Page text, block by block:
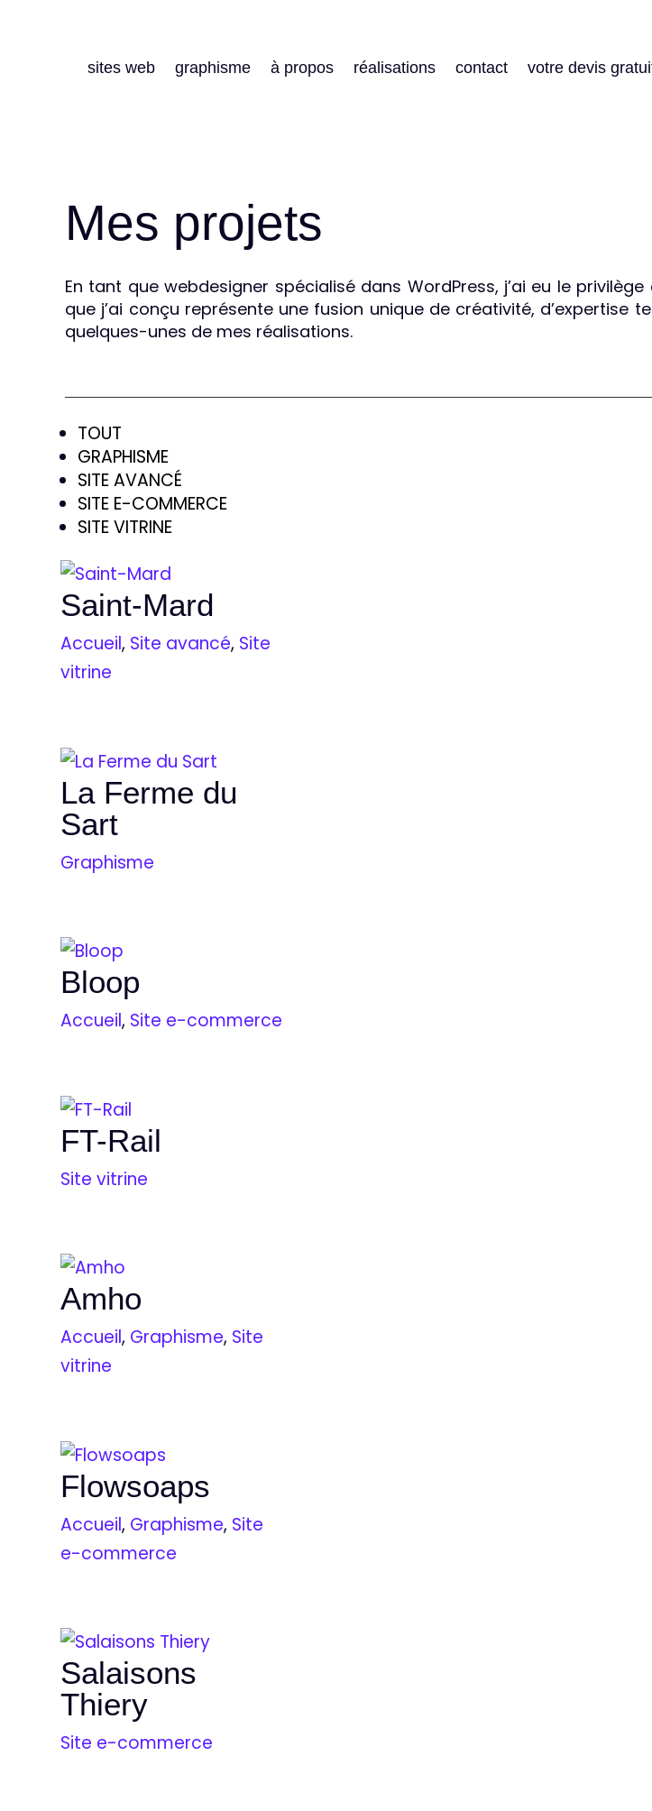
sites web graphisme à propos réalisations contact votre devis
Mes projets
En tant que webdesigner spécialisé dans WordPress, j’ai eu le
que j’ai conçu représente une fusion unique de créativité,
quelques-unes de mes réalisations.
TOUT
GRAPHISME
SITE AVANCÉ
SITE E-COMMERCE
SITE VITRINE
Saint-Mard
Accueil, Site avancé, Site
vitrine
La Ferme du
Sart
Graphisme
Bloop
Accueil, Site e-commerce
FT-Rail
Site vitrine
Amho
Accueil, Graphisme, Site
vitrine
Flowsoaps
Accueil, Graphisme, Site
e-commerce
Salaisons
Thiery
Site e-commerce